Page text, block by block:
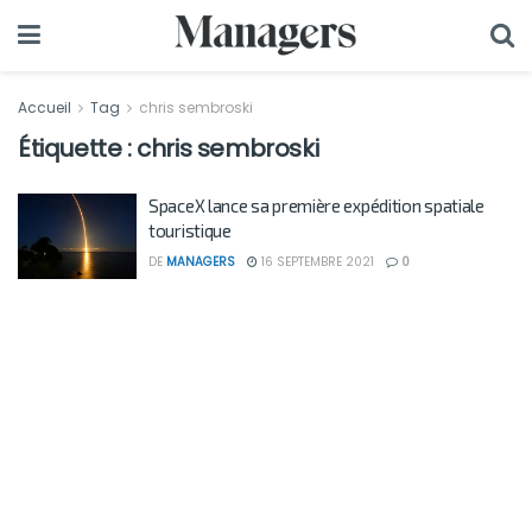
Accueil Tag chris sembroski
Étiquette :chris sembroski
SpaceX lance sa première expédition spatiale
touristique
DE MANAGERS 16 SEPTEMBRE 2021 0